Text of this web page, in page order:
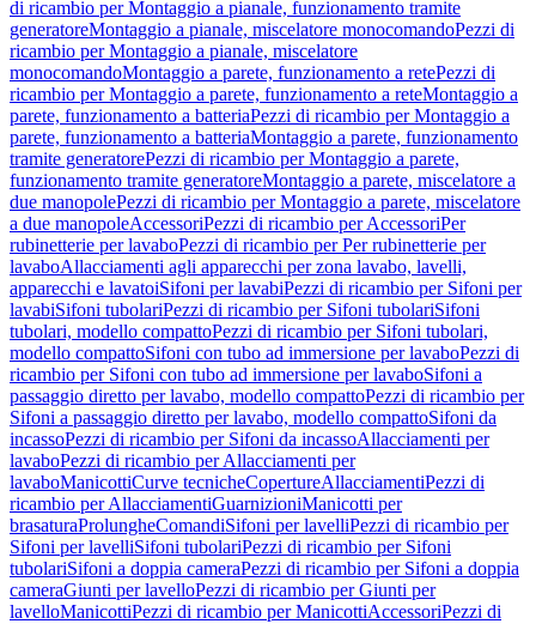
di ricambio per Montaggio a pianale, funzionamento tramite
generatoreMontaggio a pianale, miscelatore monocomandoPezzi di
ricambio per Montaggio a pianale, miscelatore
monocomandoMontaggio a parete, funzionamento a retePezzi di
ricambio per Montaggio a parete, funzionamento a reteMontaggio a
parete, funzionamento a batteriaPezzi di ricambio per Montaggio a
parete, funzionamento a batteriaMontaggio a parete, funzionamento
tramite generatorePezzi di ricambio per Montaggio a parete,
funzionamento tramite generatoreMontaggio a parete, miscelatore a
due manopolePezzi di ricambio per Montaggio a parete, miscelatore
a due manopoleAccessoriPezzi di ricambio per AccessoriPer
rubinetterie per lavaboPezzi di ricambio per Per rubinetterie per
lavaboAllacciamenti agli apparecchi per zona lavabo, lavelli,
apparecchi e lavatoiSifoni per lavabiPezzi di ricambio per Sifoni per
lavabiSifoni tubolariPezzi di ricambio per Sifoni tubolariSifoni
tubolari, modello compattoPezzi di ricambio per Sifoni tubolari,
modello compattoSifoni con tubo ad immersione per lavaboPezzi di
ricambio per Sifoni con tubo ad immersione per lavaboSifoni a
passaggio diretto per lavabo, modello compattoPezzi di ricambio per
Sifoni a passaggio diretto per lavabo, modello compattoSifoni da
incassoPezzi di ricambio per Sifoni da incassoAllacciamenti per
lavaboPezzi di ricambio per Allacciamenti per
lavaboManicottiCurve tecnicheCopertureAllacciamentiPezzi di
ricambio per AllacciamentiGuarnizioniManicotti per
brasaturaProlungheComandiSifoni per lavelliPezzi di ricambio per
Sifoni per lavelliSifoni tubolariPezzi di ricambio per Sifoni
tubolariSifoni a doppia cameraPezzi di ricambio per Sifoni a doppia
cameraGiunti per lavelloPezzi di ricambio per Giunti per
lavelloManicottiPezzi di ricambio per ManicottiAccessoriPezzi di